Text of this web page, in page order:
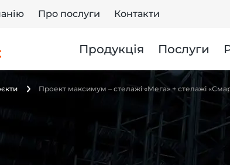
Про послуги Контакти
Продукція Послуги
Проект максимум – стелажі «Мега» + стелажі